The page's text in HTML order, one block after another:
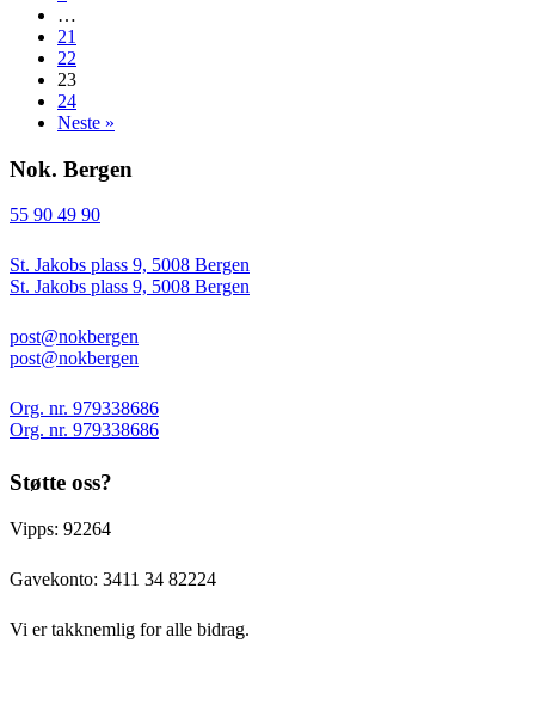
…
21
22
23
24
Neste »
Nok. Bergen
55 90 49 90
St. Jakobs plass 9, 5008 Bergen
St. Jakobs plass 9, 5008 Bergen
post@nokbergen
post@nokbergen
Org. nr. 979338686
Org. nr. 979338686
Støtte oss?
Vipps: 92264
Gavekonto: 3411 34 82224
Vi er takknemlig for alle bidrag.